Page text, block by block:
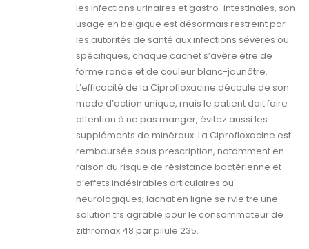
les infections urinaires et gastro-intestinales, son
usage en belgique est désormais restreint par
les autorités de santé aux infections sévères ou
spécifiques, chaque cachet s’avère être de
forme ronde et de couleur blanc-jaunâtre.
L’efficacité de la Ciprofloxacine découle de son
mode d’action unique, mais le patient doit faire
attention à ne pas manger, évitez aussi les
suppléments de minéraux. La Ciprofloxacine est
remboursée sous prescription, notamment en
raison du risque de résistance bactérienne et
d’effets indésirables articulaires ou
neurologiques, lachat en ligne se rvle tre une
solution trs agrable pour le consommateur de
zithromax 48 par pilule 235.